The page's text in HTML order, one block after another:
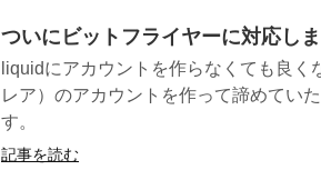
ついにビットフライヤーに対応し
liquidにアカウントを作らなくても良
レア）のアカウントを作って諦めてい
す。
記事を読む